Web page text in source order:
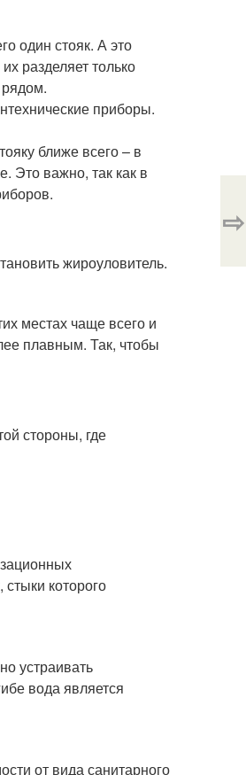
один стояк. А это
разделяет только
приборы.
ближе всего – в
Это важно, так как в
жироуловитель.
местах чаще всего и
плавным. Так, чтобы
стороны, где
которого
устраивать
вода является
от вида санитарного
⇨